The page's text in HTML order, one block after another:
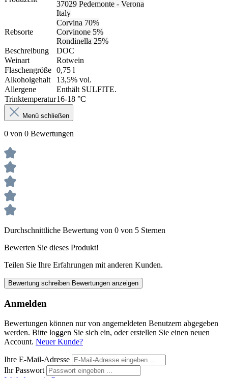
37029 Pedemonte - Verona
Italy
Rebsorte
Corvina 70%
Corvinone 5%
Rondinella 25%
Beschreibung
DOC
Weinart
Rotwein
Flaschengröße 0,75 l
Alkoholgehalt
13,5% vol.
Allergene
Enthält SULFITE.
Trinktemperatur16-18 °C
Menü schließen
0 von 0 Bewertungen
Durchschnittliche Bewertung von 0 von 5 Sternen
Bewerten Sie dieses Produkt!
Teilen Sie Ihre Erfahrungen mit anderen Kunden.
Bewertung schreiben Bewertungen anzeigen
Anmelden
Bewertungen können nur von angemeldeten Benutzern abgegeben
werden. Bitte loggen Sie sich ein, oder erstellen Sie einen neuen
Account. Neuer Kunde?
Ihre E-Mail-Adresse
Ihr Passwort